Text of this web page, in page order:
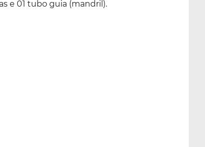
e 01 tubo guia (mandril).